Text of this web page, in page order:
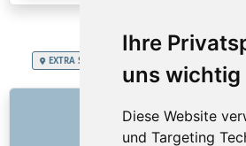
Ihre
uns wichtig
Diese Website
und Targeting
EXTRA SERVICES
LINKS
Über uns